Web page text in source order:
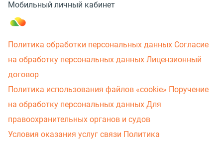
Мобильный личный кабинет
Политика обработки персональных данных Согласие
на обработку персональных данных Лицензионный
договор
Политика использования файлов «cookie» Поручение
на обработку персональных данных Для
правоохранительных органов и судов
Условия оказания услуг связи Политика